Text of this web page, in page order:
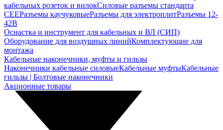
кабельных розеток и вилокСиловые разъемы стандарта
CEEРазъемы каучуковыеРазъемы для электроплитРазъемы 12-
42В
Оснастка и инструмент для кабельных и ВЛ (СИП)
Оборудование для воздушных линийКомплектующие для
монтажа
Кабельные наконечники, муфты и гильзы
Наконечники кабельные силовыеКабельные муфтыКабельные
гильзы | Болтовые наконечники
Акционные товары